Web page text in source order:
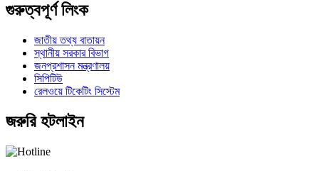
গুরুত্বপূর্ণ লিংক
জাতীয় তথ্য বাতায়ন
স্থানীয় সরকার বিভাগ
জনপ্রশাসন মন্ত্রণালয়
সিপিটিউ
রেলওয়ে টিকেটিং সিস্টেম
জরুরি হটলাইন